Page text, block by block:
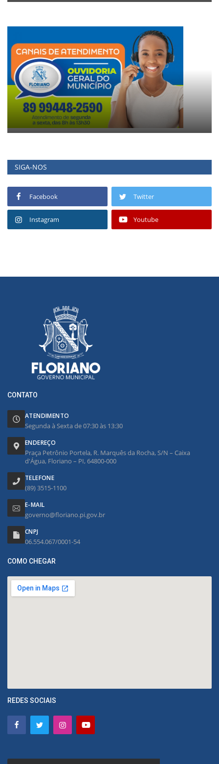
SIGA-NOS
Facebook Twitter
Instagram Youtube
CONTATO
ATENDIMENTO
Segunda à Sexta de 07:30 às 13:30
ENDEREÇO
Praça Petrônio Portela, R. Marquês da Rocha, S/N – Caixa
d'Água, Floriano – PI, 64800-000
TELEFONE
(89) 3515-1100
E-MAIL
governo@floriano.pi.gov.br
CNPJ
06.554.067/0001-54
COMO CHEGAR
REDES SOCIAIS